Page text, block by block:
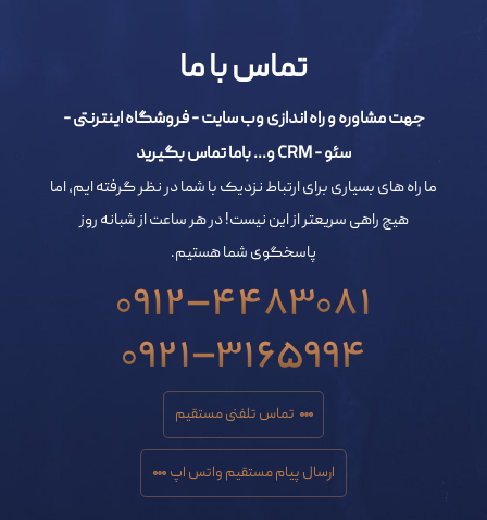
تماس با ما
جهت مشاوره و راه اندازی وب سایت - فروشگاه اینترنتی -
سئو - CRM و... باما تماس بگیرید
ما راه های بسیاری برای ارتباط نزدیک با شما در نظر گرفته ایم، اما
هیچ راهی سریعتر از این نیست! در هر ساعت از شبانه روز
پاسخگوی شما هستیم.
0912-4483081
0921-3165994
تماس تلفنی مستقیم
ارسال پیام مستقیم واتس اپ